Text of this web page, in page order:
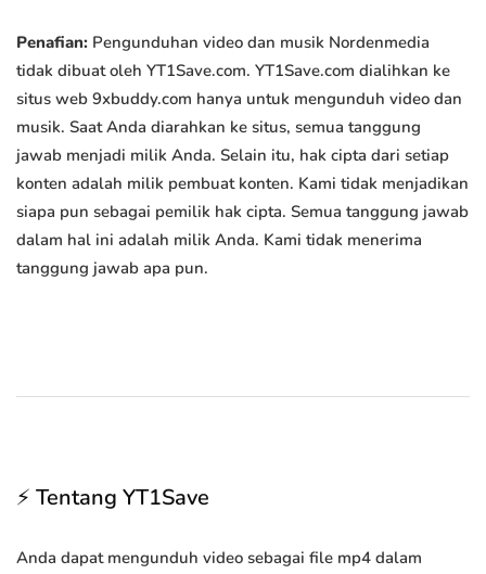
Penafian: Pengunduhan video dan musik Nordenmedia
tidak dibuat oleh YT1Save.com. YT1Save.com dialihkan ke
situs web 9xbuddy.com hanya untuk mengunduh video dan
musik. Saat Anda diarahkan ke situs, semua tanggung
jawab menjadi milik Anda. Selain itu, hak cipta dari setiap
konten adalah milik pembuat konten. Kami tidak menjadikan
siapa pun sebagai pemilik hak cipta. Semua tanggung jawab
dalam hal ini adalah milik Anda. Kami tidak menerima
tanggung jawab apa pun.
⚡ Tentang YT1Save
Anda dapat mengunduh video sebagai file mp4 dalam